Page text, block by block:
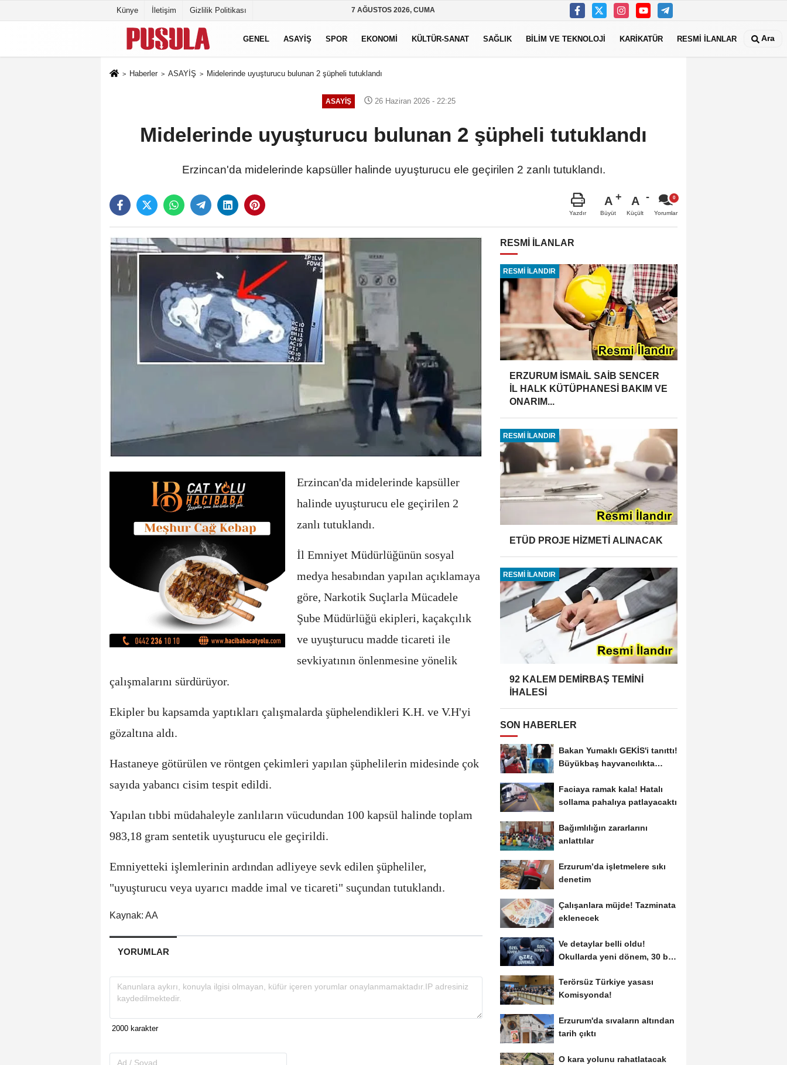
Künye İletişim Gizlilik Politikası 7 AĞUSTOS 2026, CUMA
GENEL ASAYİŞ SPOR EKONOMİ KÜLTÜR-SANAT SAĞLIK BİLİM VE TEKNOLOJİ KARİKATÜR RESMİ İLANLAR Ara
Haberler ASAYİŞ Midelerinde uyuşturucu bulunan 2 şüpheli tutuklandı
ASAYİŞ 26 Haziran 2026 - 22:25
Midelerinde uyuşturucu bulunan 2 şüpheli tutuklandı
Erzincan'da midelerinde kapsüller halinde uyuşturucu ele geçirilen 2 zanlı tutuklandı.
Yazdır
A
Büyüt
A
Küçült Yorumlar
Erzincan'da midelerinde kapsüller
halinde uyuşturucu ele geçirilen 2
zanlı tutuklandı.
İl Emniyet Müdürlüğünün sosyal
medya hesabından yapılan açıklamaya
göre, Narkotik Suçlarla Mücadele
Şube Müdürlüğü ekipleri, kaçakçılık
ve uyuşturucu madde ticareti ile
sevkiyatının önlenmesine yönelik
çalışmalarını sürdürüyor.
Ekipler bu kapsamda yaptıkları çalışmalarda şüphelendikleri K.H. ve V.H'yi
gözaltına aldı.
Hastaneye götürülen ve röntgen çekimleri yapılan şüphelilerin midesinde çok
sayıda yabancı cisim tespit edildi.
Yapılan tıbbi müdahaleyle zanlıların vücudundan 100 kapsül halinde toplam
983,18 gram sentetik uyuşturucu ele geçirildi.
Emniyetteki işlemlerinin ardından adliyeye sevk edilen şüpheliler,
"uyuşturucu veya uyarıcı madde imal ve ticareti" suçundan tutuklandı.
Kaynak: AA
YORUMLAR
RESMİ İLANLAR
RESMİ İLANDIR
ERZURUM İSMAİL SAİB SENCER
İL HALK KÜTÜPHANESİ BAKIM VE
ONARIM...
RESMİ İLANDIR
ETÜD PROJE HİZMETİ ALINACAK
RESMİ İLANDIR
92 KALEM DEMİRBAŞ TEMİNİ
İHALESİ
SON HABERLER
Bakan Yumaklı GEKİS'i tanıttı!
Büyükbaş hayvancılıkta
Faciaya ramak kala! Hatalı
sollama pahalıya patlayacaktı
Bağımlılığın zararlarını
anlattılar
Erzurum’da işletmelere sıkı
denetim
Çalışanlara müjde! Tazminata
eklenecek
Ve detaylar belli oldu!
Okullarda yeni dönem, 30 bin
Terörsüz Türkiye yasası
Komisyonda!
Erzurum'da sıvaların altından
tarih çıktı
O kara yolunu rahatlatacak